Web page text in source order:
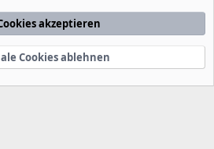
Datenschutzerklärung
® © 2010-2022 XenForo Ltd.
akzeptieren
Cookies ablehnen